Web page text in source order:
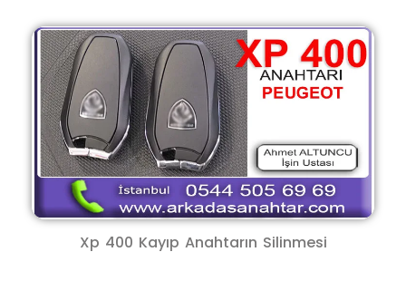
Xp 400 Kayıp Anahtarın Silinmesi